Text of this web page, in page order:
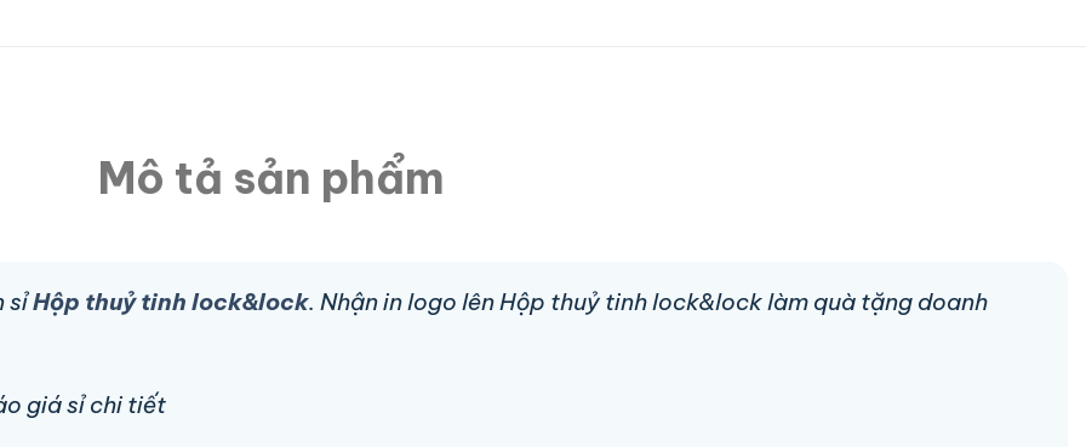
Mô tả sản phẩm
sỉHộp thuỷ tinh lock&lock. Nhận in logo lên Hộp thuỷ tinh lock&lock làm quà tặng doanh
giá sỉ chi tiết